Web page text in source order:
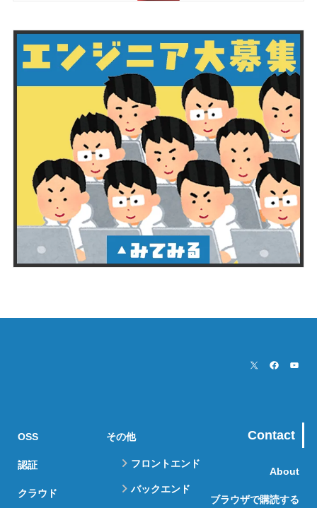
OSS
認証
クラウド
その他
フロントエンド
バックエンド
Contact
About
ブラウザで購読する